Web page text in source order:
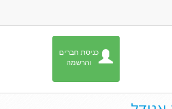
כניסת חברים
והרשמה